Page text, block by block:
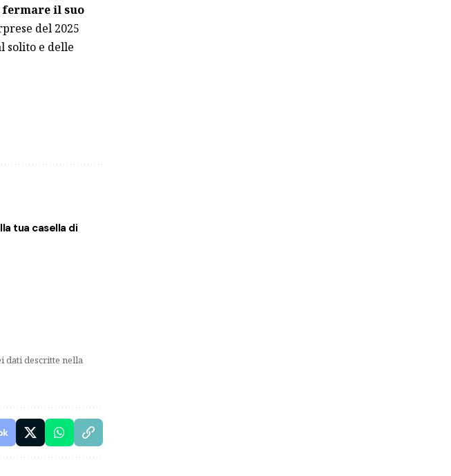
il suo
del 2025
solito e delle
tua casella di
dati descritte nella